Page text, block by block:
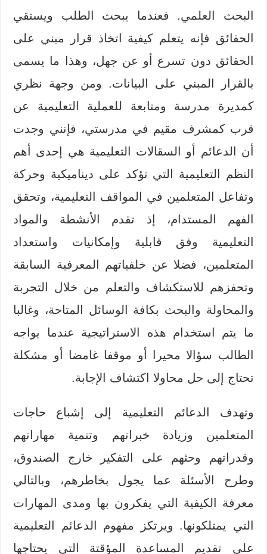
البحث العلمي. فعندما يبحث الطلب ويستقي
الحقائق فإنه يتعلم كيفية اتخاذ قرار مبني على
الحقائق دون تسرع أو عن جهل، وهذا ما يسمى
بالقرار المبني على البيانات. ومن وجهة نظري
كمديرة مدرسة ومتابعة للعملية التعليمية عن
قرب كمشرف مقيم في مدرستي، فإنني وجدت
أن الدعائم أو السقالات التعليمية هي إحدى أهم
النظم التعليمية التي تؤكد على ديناميكية وحركة
وتفاعل المتعلمين في المواقف التعليمية، وتحقق
الفهم المستدام، إذ تقدم الأنشطة والمواد
التعليمية وفق قابلية وإمكانيات واستعداد
المتعلمين، فضلا عن خلفياتهم المعرفية السابقة
وتحفزهم للاستكشاف والتعلم من خلال التجربة
والمحاولة والبحث بكافة الوسائل المتاحة، وغالبا
ما يتم استخدام هذه الاستراتيجية عندما يواجه
الطالب سؤالا محيرا أو موقفا غامضا أو مشكلة
تحتاج إلى حل محاولا اكتشاف الإجابة.
وتهدف الدعائم التعليمية إلى إشباع حاجات
المتعلمين وزيادة خبراتهم وتنمية مهاراتهم
وقدراتهم وحثهم على التفكير خارج الصندوق،
وطرح الأسئلة عما يجول بخاطرهم، وبالتالي
معرفة الكيفية التي يفكرون بها ومدى المهارات
التي يمتلكونها. ويرتكز مفهوم الدعائم التعليمية
على تقديم المساعدة المؤقتة التي يحتاجها